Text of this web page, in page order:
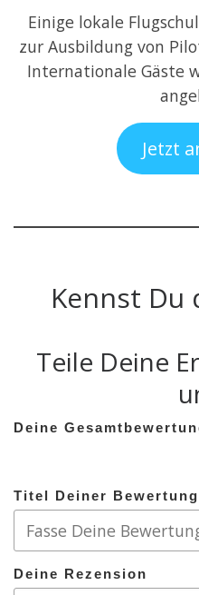
Einige lokale
zur Ausbildung von
Internationale Gäste
Jetzt
Kennst Du
Teile Deine
Deine
Titel Deiner Bewertung
Deine Rezension